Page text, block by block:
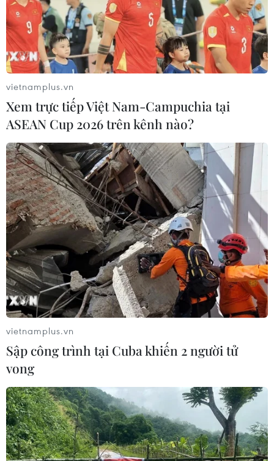
vietnamplus.vn
Xem trực tiếp Việt Nam-Campuchia tại
ASEAN Cup 2026 trên kênh nào?
vietnamplus.vn
Sập công trình tại Cuba khiến 2 người tử
vong